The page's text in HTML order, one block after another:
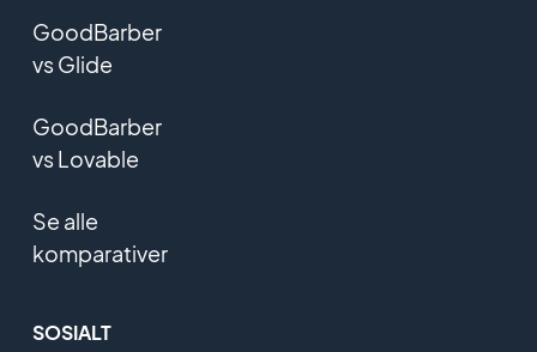
GoodBarber
vs Glide
GoodBarber
vs Lovable
Se alle
komparativer
SOSIALT